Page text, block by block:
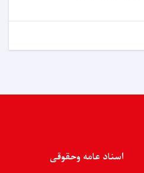
اسناد عامه وحقوقی